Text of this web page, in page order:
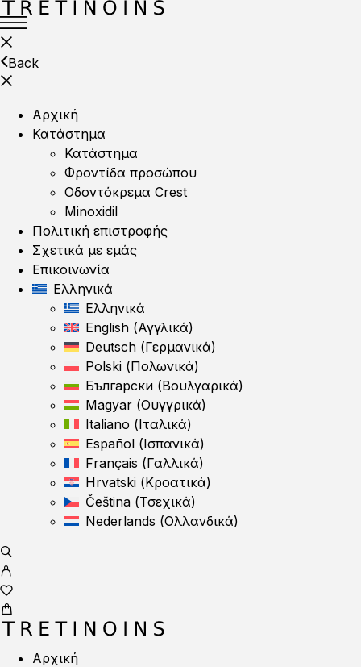
Back
Αρχική
Κατάστημα
Κατάστημα
Φροντίδα προσώπου
Οδοντόκρεμα Crest
Minoxidil
Πολιτική επιστροφής
Σχετικά με εμάς
Επικοινωνία
Ελληνικά
Ελληνικά
English (Αγγλικά)
Deutsch (Γερμανικά)
Polski (Πολωνικά)
Български (Βουλγαρικά)
Magyar (Ουγγρικά)
Italiano (Ιταλικά)
Español (Ισπανικά)
Français (Γαλλικά)
Hrvatski (Κροατικά)
Čeština (Τσεχικά)
Nederlands (Ολλανδικά)
Αρχική